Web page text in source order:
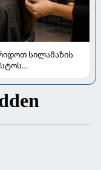
სილამაზის